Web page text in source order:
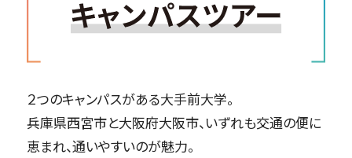
２つのキャンパスがある大手前大学。
兵庫県西宮市と大阪府大阪市、いずれも交通の便に
恵まれ、通いやすいのが魅力。